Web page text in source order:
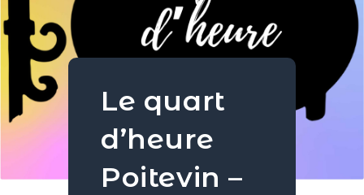
Le quart
d’heure
Poitevin –